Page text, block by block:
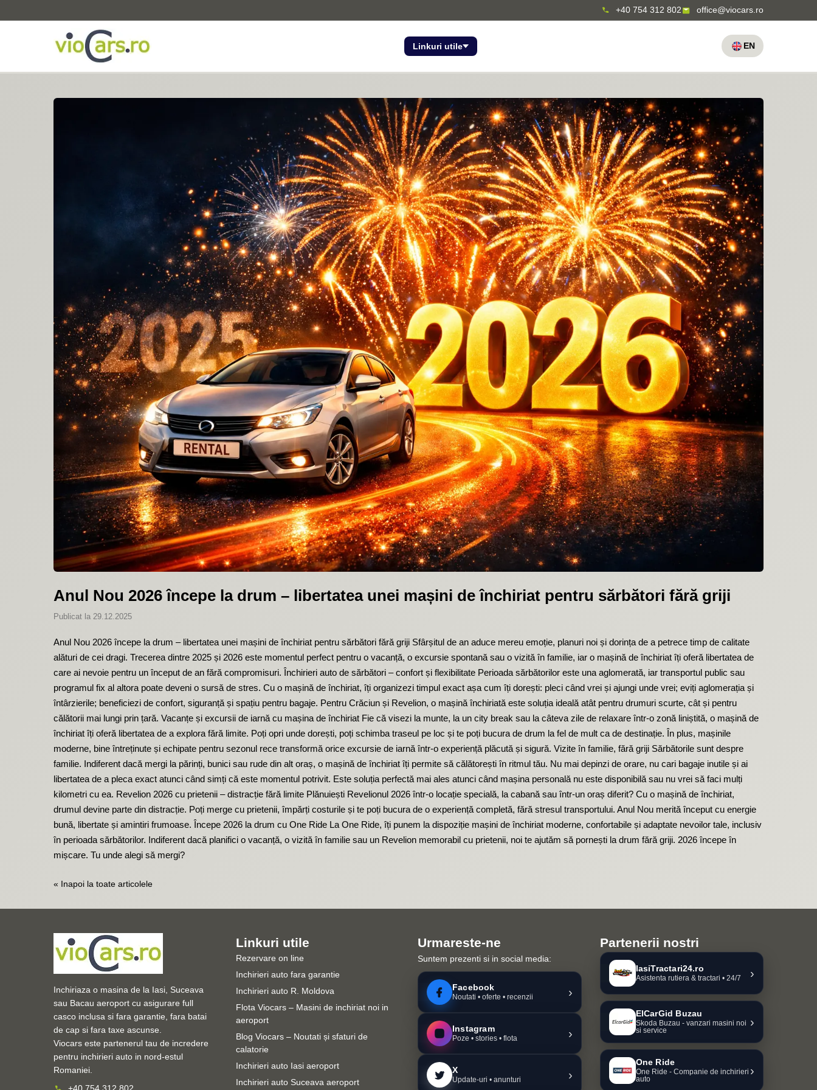
+40 754 312 802 office@viocars.ro
Linkuri utile EN
Anul Nou 2026 începe la drum – libertatea unei mașini de închiriat pentru sărbători fără griji
Publicat la 29.12.2025
Anul Nou 2026 începe la drum – libertatea unei mașini de închiriat pentru sărbători fără griji Sfârșitul de an aduce mereu emoție, planuri noi și dorința de a petrece timp de calitate
alături de cei dragi. Trecerea dintre 2025 și 2026 este momentul perfect pentru o vacanță, o excursie spontană sau o vizită în familie, iar o mașină de închiriat îți oferă libertatea de
care ai nevoie pentru un început de an fără compromisuri. Închirieri auto de sărbători – confort și flexibilitate Perioada sărbătorilor este una aglomerată, iar transportul public sau
programul fix al altora poate deveni o sursă de stres. Cu o mașină de închiriat, îți organizezi timpul exact așa cum îți dorești: pleci când vrei și ajungi unde vrei; eviți aglomerația și
întârzierile; beneficiezi de confort, siguranță și spațiu pentru bagaje. Pentru Crăciun și Revelion, o mașină închiriată este soluția ideală atât pentru drumuri scurte, cât și pentru
călătorii mai lungi prin țară. Vacanțe și excursii de iarnă cu mașina de închiriat Fie că visezi la munte, la un city break sau la câteva zile de relaxare într-o zonă liniștită, o mașină de
închiriat îți oferă libertatea de a explora fără limite. Poți opri unde dorești, poți schimba traseul pe loc și te poți bucura de drum la fel de mult ca de destinație. În plus, mașinile
moderne, bine întreținute și echipate pentru sezonul rece transformă orice excursie de iarnă într-o experiență plăcută și sigură. Vizite în familie, fără griji Sărbătorile sunt despre
familie. Indiferent dacă mergi la părinți, bunici sau rude din alt oraș, o mașină de închiriat îți permite să călătorești în ritmul tău. Nu mai depinzi de orare, nu cari bagaje inutile și ai
libertatea de a pleca exact atunci când simți că este momentul potrivit. Este soluția perfectă mai ales atunci când mașina personală nu este disponibilă sau nu vrei să faci mulți
kilometri cu ea. Revelion 2026 cu prietenii – distracție fără limite Plănuiești Revelionul 2026 într-o locație specială, la cabană sau într-un oraș diferit? Cu o mașină de închiriat,
drumul devine parte din distracție. Poți merge cu prietenii, împărți costurile și te poți bucura de o experiență completă, fără stresul transportului. Anul Nou merită început cu energie
bună, libertate și amintiri frumoase. Începe 2026 la drum cu One Ride La One Ride, îți punem la dispoziție mașini de închiriat moderne, confortabile și adaptate nevoilor tale, inclusiv
în perioada sărbătorilor. Indiferent dacă planifici o vacanță, o vizită în familie sau un Revelion memorabil cu prietenii, noi te ajutăm să pornești la drum fără griji. 2026 începe în
mișcare. Tu unde alegi să mergi?
« Inapoi la toate articolele
Inchiriaza o masina de la Iasi, Suceava
sau Bacau aeroport cu asigurare full
casco inclusa si fara garantie, fara batai
de cap si fara taxe ascunse.
Viocars este partenerul tau de incredere
pentru inchirieri auto in nord-estul
Romaniei.
+40 754 312 802
Linkuri utile
Rezervare on line
Inchirieri auto fara garantie
Inchirieri auto R. Moldova
Flota Viocars – Masini de inchiriat noi in
aeroport
Blog Viocars – Noutati și sfaturi de
calatorie
Inchirieri auto Iasi aeroport
Inchirieri auto Suceava aeroport
Urmareste-ne
Suntem prezenti si in social media:
Facebook
Noutati • oferte • recenzii ›
Instagram
Poze • stories • flota ›
X
Update-uri • anunturi ›
Partenerii nostri
IasiTractari24.ro
Asistenta rutiera & tractari • 24/7 ›
ElCarGid Buzau
Skoda Buzau - vanzari masini noi
si service
›
One Ride
One Ride - Companie de inchirieri
auto
›